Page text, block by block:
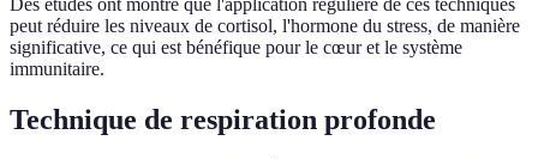
Des études ont montré que l'application régulière de ces techniques
peut réduire les niveaux de cortisol, l'hormone du stress, de manière
significative, ce qui est bénéfique pour le cœur et le système
immunitaire.
Technique de respiration profonde